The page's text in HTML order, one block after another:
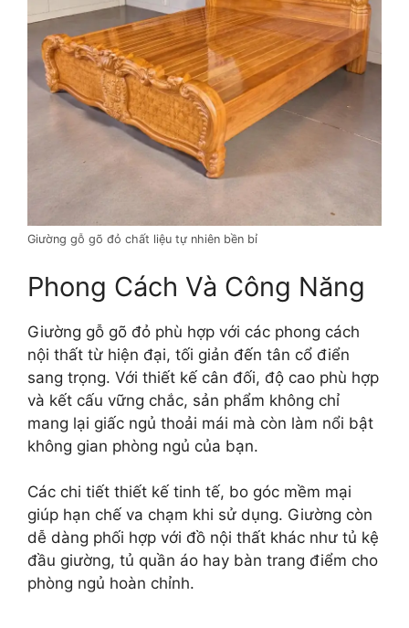
Giường gỗ gõ đỏ chất liệu tự nhiên bền bỉ
Phong Cách Và Công Năng
Giường gỗ gõ đỏ phù hợp với các phong cách
nội thất từ hiện đại, tối giản đến tân cổ điển
sang trọng. Với thiết kế cân đối, độ cao phù hợp
và kết cấu vững chắc, sản phẩm không chỉ
mang lại giấc ngủ thoải mái mà còn làm nổi bật
không gian phòng ngủ của bạn.
Các chi tiết thiết kế tinh tế, bo góc mềm mại
giúp hạn chế va chạm khi sử dụng. Giường còn
dễ dàng phối hợp với đồ nội thất khác như tủ kệ
đầu giường, tủ quần áo hay bàn trang điểm cho
phòng ngủ hoàn chỉnh.